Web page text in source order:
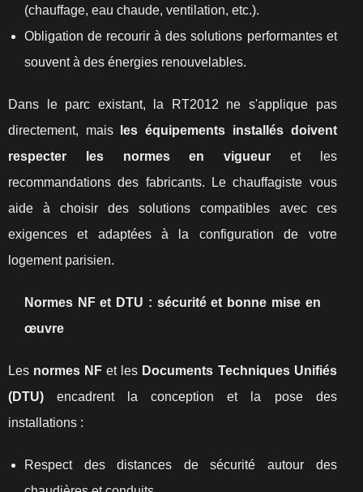
(chauffage, eau chaude, ventilation, etc.).
Obligation de recourir à des solutions performantes et
souvent à des énergies renouvelables.
Dans le parc existant, la RT2012 ne s'applique pas
directement, mais
les équipements installés doivent
respecter les normes en vigueur et les
recommandations des fabricants. Le chauffagiste vous
aide à choisir des solutions compatibles avec ces
exigences et adaptées à la configuration de votre
logement parisien.
Normes NF et DTU : sécurité et bonne mise en
œuvre
Les normes NF et les Documents Techniques Unifiés
(DTU) encadrent la conception et la pose des
installations :
Respect des distances de sécurité autour des